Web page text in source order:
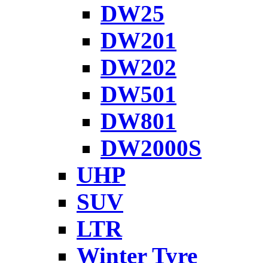
DW25
DW201
DW202
DW501
DW801
DW2000S
UHP
SUV
LTR
Winter Tyre